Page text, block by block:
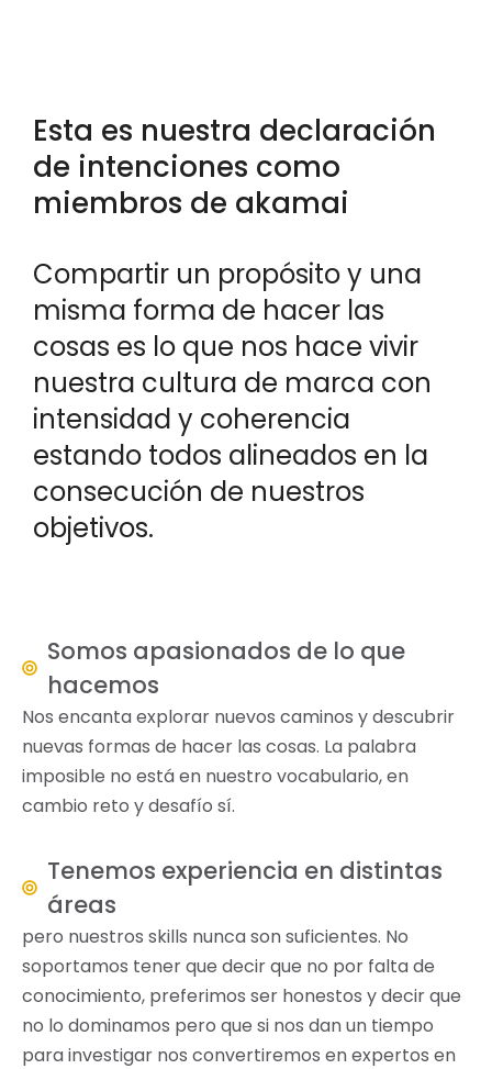
Esta es nuestra declaración
de intenciones como
miembros de akamai
Compartir un propósito y una
misma forma de hacer las
cosas es lo que nos hace vivir
nuestra cultura de marca con
intensidad y coherencia
estando todos alineados en la
consecución de nuestros
objetivos.
Somos apasionados de lo que
hacemos
Nos encanta explorar nuevos caminos y descubrir
nuevas formas de hacer las cosas. La palabra
imposible no está en nuestro vocabulario, en
cambio reto y desafío sí.
Tenemos experiencia en distintas
áreas
pero nuestros skills nunca son suficientes. No
soportamos tener que decir que no por falta de
conocimiento, preferimos ser honestos y decir que
no lo dominamos pero que si nos dan un tiempo
para investigar nos convertiremos en expertos en